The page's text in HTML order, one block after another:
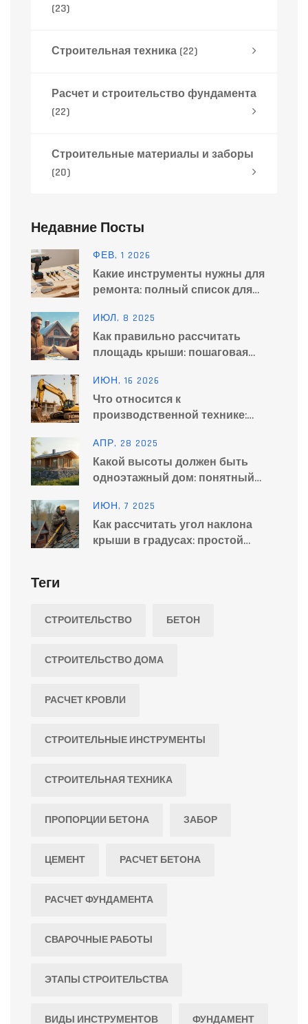
(23)
Строительная техника (22)
Расчет и строительство фундамента
(22)
Строительные материалы и заборы
(20)
Недавние Посты
ФЕВ, 1 2026
Какие инструменты нужны для
ремонта: полный список для
ИЮЛ, 8 2025
Как правильно рассчитать
площадь крыши: пошаговая
профессионалов
ИЮН, 16 2026
Что относится к
производственной технике:
строительства и производства
АПР, 28 2025
Какой высоты должен быть
одноэтажный дом: понятный
ИЮН, 7 2025
Как рассчитать угол наклона
крыши в градусах: простой
Теги
СТРОИТЕЛЬСТВО БЕТОН
СТРОИТЕЛЬСТВО ДОМА
РАСЧЕТ КРОВЛИ
СТРОИТЕЛЬНЫЕ ИНСТРУМЕНТЫ
СТРОИТЕЛЬНАЯ ТЕХНИКА
ПРОПОРЦИИ БЕТОНА ЗАБОР
ЦЕМЕНТ РАСЧЕТ БЕТОНА
РАСЧЕТ ФУНДАМЕНТА
СВАРОЧНЫЕ РАБОТЫ
ЭТАПЫ СТРОИТЕЛЬСТВА
ВИДЫ ИНСТРУМЕНТОВ ФУНДАМЕНТ